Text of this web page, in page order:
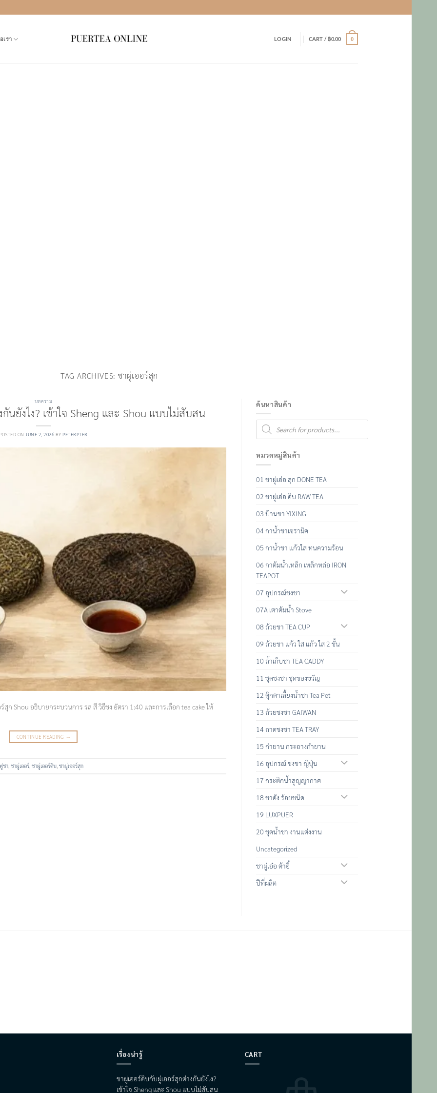
เรา LOGIN CART /฿0.00 0
TAG ARCHIVES: ชาผู่เออร์สุก
บทความ
นยังไง? เข้าใจ Sheng และ Shou แบบไม่สับสน
POSTED ON JUNE 2, 2026 BY PETERPTER
ก Shou อธิบายกระบวนการ รส สี วิธีชง อัตรา 1:40 และการเลือก tea cake ให้
CONTINUE READING →
ชา ชาผู่เออร์ ชาผู่เออร์ดิบ ชาผู่เออร์สุก
ค้นหาสินค้า
Products
search
หมวดหมู่สินค้า
01 ชาผู่เอ๋อ สุก DONE TEA
02 ชาผู่เอ๋อ ดิบ RAW TEA
03 ป้านชา YIXING
04 กาน้ำชาเซรามิค
05 กาน้ำชา แก้วใส ทนความร้อน
06 กาต้มน้ำเหล็ก เหล็กหล่อ IRON
TEAPOT
07 อุปกรณ์ชงชา
07A เตาต้มน้ำ Stove
08 ถ้วยชา TEA CUP
09 ถ้วยชา แก้ว ใส แก้ว ใส 2 ชั้น
10 ถ้ำเก็บชา TEA CADDY
11 ชุดชงชา ชุดของขวัญ
12 ตุ๊กตาเลื้ยงน้ำชา Tea Pet
13 ถ้วยชงชา GAIWAN
14 ถาดชงชา TEA TRAY
15 กำยาน กระถางกำยาน
16 อุปกรณ์ ชงชา ญี่ปุ่น
17 กระติกน้ำสูญญากาศ
18 ชาดัง ร้อยชนิด
19 LUXPUER
20 ชุดน้ำชา งานแต่งงาน
Uncategorized
ชาผู่เอ๋อ ต้าอี้
ปีที่ผลิต
เรื่องน่ารู้
ชาผู่เออร์ดิบกับผู่เออร์สุกต่างกันยังไง?
เข้าใจ Sheng และ Shou แบบไม่สับสน
CART